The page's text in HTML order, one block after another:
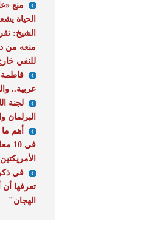
منع
الحياة يشعل
الشيخ:
منعه من
للنفي خارج
فاطمة
عربية..
لجنة
البرلمان
أهم ما
في 10
الأمريكتين
تعرفها أن
الهجان"